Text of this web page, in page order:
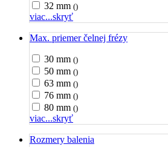
32 mm ()
viac...skryť
Max. priemer čelnej frézy
30 mm ()
50 mm ()
63 mm ()
76 mm ()
80 mm ()
viac...skryť
Rozmery balenia